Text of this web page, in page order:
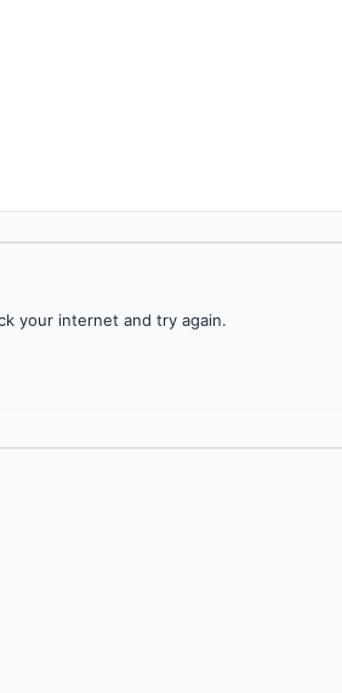
your internet and try again.